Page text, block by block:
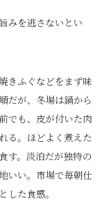
みを逃さないとい
きふぐなどをまず味
だが、冬場は鍋から
でも、皮が付いた肉
る。ほどよく煮えた
す。淡泊だが独特の
いい。市場で毎朝仕
した食感。